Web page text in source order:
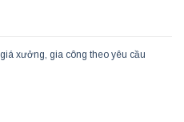
xưởng, gia công theo yêu cầu